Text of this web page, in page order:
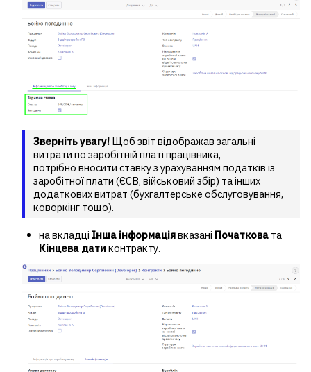
Зверніть увагу! Щоб звіт відображав загальні
витрати по заробітній платі працівника,
потрібно вносити ставку з урахуванням податків із
заробітної плати (ЄСВ, військовий збір) та інших
додаткових витрат (бухгалтерське обслуговування,
коворкінг тощо).
на вкладці Інша інформаціявказані Початкова та
Кінцева датиконтракту.